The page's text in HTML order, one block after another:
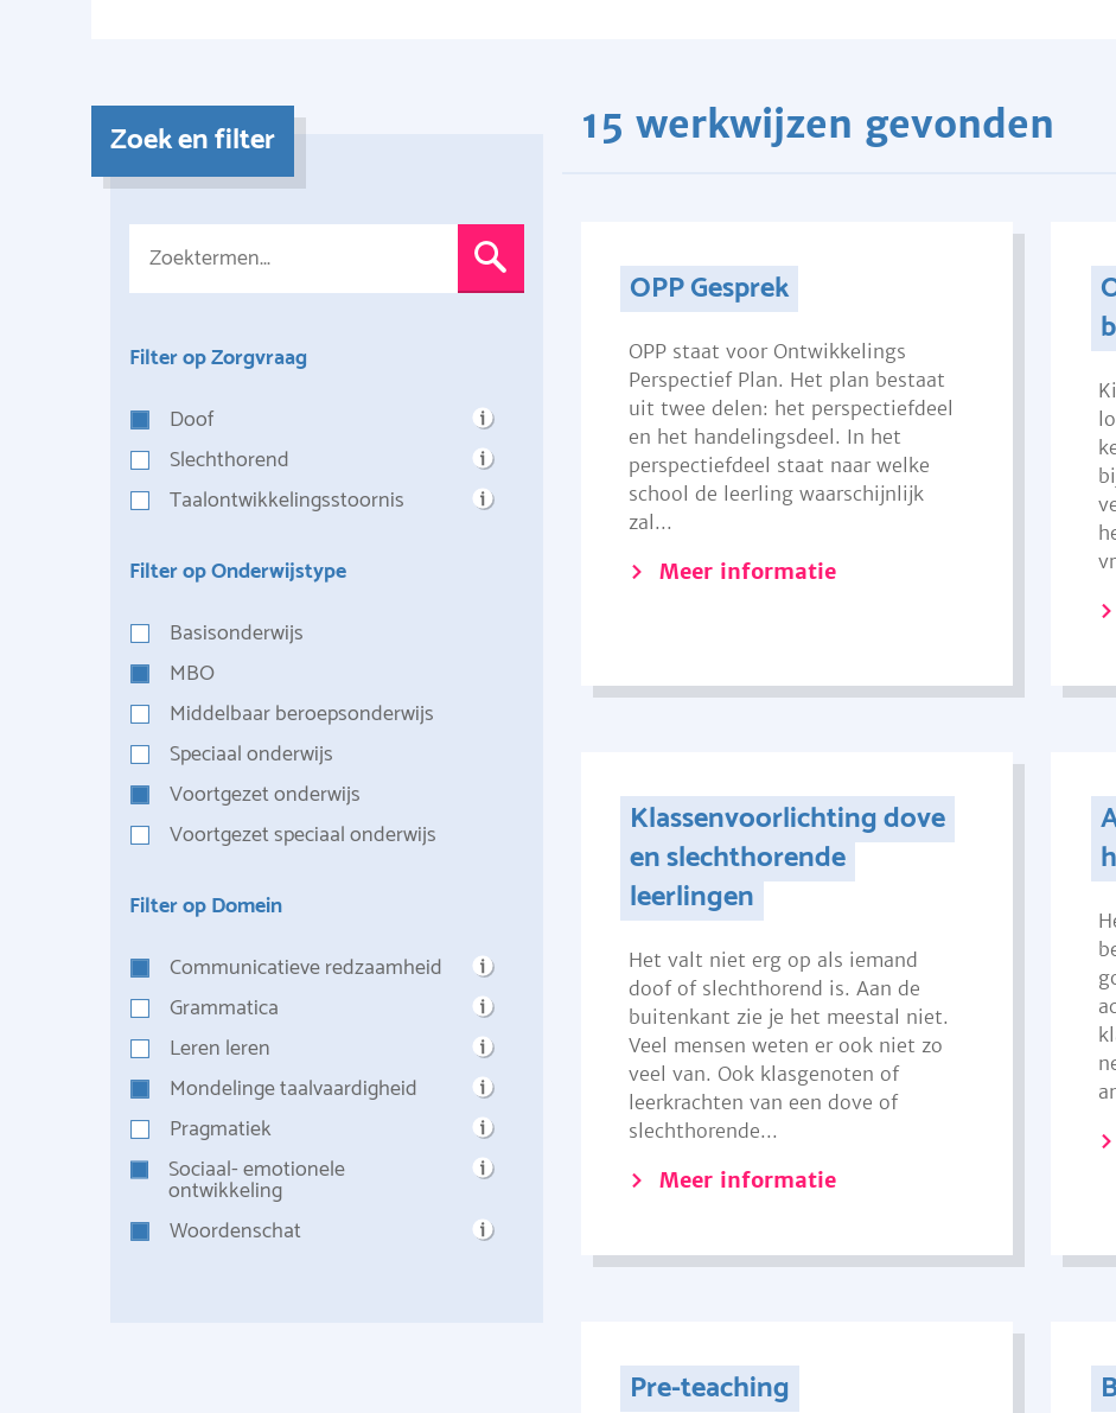
Zoek en filter
Filter op Zorgvraag
Doof
Slechthorend
Taalontwikkelingsstoornis
Filter op Onderwijstype
Basisonderwijs
MBO
Middelbaar beroepsonderwijs
Speciaal onderwijs
Voortgezet onderwijs
Voortgezet speciaal onderwijs
Filter op Domein
Communicatieve redzaamheid
Grammatica
Leren leren
Mondelinge taalvaardigheid
Pragmatiek
Sociaal- emotionele
ontwikkeling
Woordenschat
15 werkwijzen gevonden
OPP Gesprek
OPP staat voor Ontwikkelings
Perspectief Plan. Het plan bestaat
uit twee delen: het perspectiefdeel
en het handelingsdeel. In het
perspectiefdeel staat naar welke
school de leerling waarschijnlijk
zal...
Meer informatie
Klassenvoorlichting dove
en slechthorende
leerlingen
Het valt niet erg op als iemand
doof of slechthorend is. Aan de
buitenkant zie je het meestal niet.
Veel mensen weten er ook niet zo
veel van. Ook klasgenoten of
leerkrachten van een dove of
slechthorende...
Meer informatie
Pre-teaching